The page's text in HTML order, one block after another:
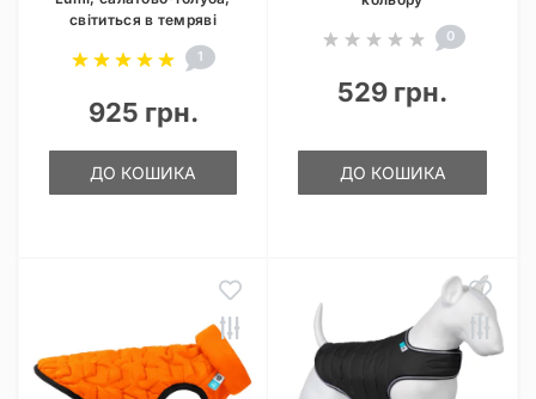
світиться в темряві
1
925 грн.
ДО КОШИКА
0
529 грн.
ДО КОШИКА